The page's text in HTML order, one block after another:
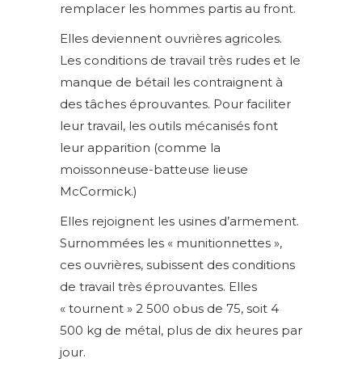
remplacer les hommes partis au front.
Elles deviennent ouvrières agricoles.
Les conditions de travail très rudes et le
manque de bétail les contraignent à
des tâches éprouvantes. Pour faciliter
leur travail, les outils mécanisés font
leur apparition (comme la
moissonneuse-batteuse lieuse
McCormick.)
Elles rejoignent les usines d’armement.
Surnommées les « munitionnettes »,
ces ouvrières, subissent des conditions
de travail très éprouvantes. Elles
« tournent » 2 500 obus de 75, soit 4
500 kg de métal, plus de dix heures par
jour.